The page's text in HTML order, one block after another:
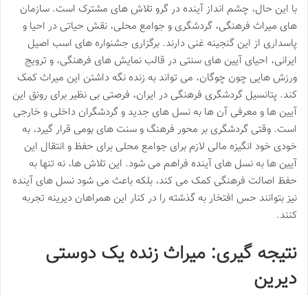
با این حال، چشم انداز آینده در گرو تلاش های مشترک است. سازمان
های میراث فرهنگی، گردشگری و جوامع محلی، نقش حیاتی در احیا و
پاسداری از این گنجینه غنی دارند. برگزاری جشنواره های اسب اصیل
ایرانی، احیای آیین های سنتی در قالب نمایش های فرهنگی، و ترویج
ورزش هایی چون چوگان، می تواند به زنده نگه داشتن این میراث کمک
کند. پتانسیل گردشگری فرهنگی در ایران، فرصتی بی نظیر برای رونق این
آیین ها و معرفی آن ها به نسل های جدید و گردشگران داخلی و خارجی
است. وقتی گردشگری بر محور فرهنگ و سنت های بومی قرار گیرد، به
خودی خود انگیزه مالی لازم برای جوامع محلی برای حفظ و انتقال این
آیین ها به نسل های آینده فراهم می شود. این تلاش ها، نه تنها به
حفظ اصالت فرهنگی کمک می کند، بلکه باعث می شود نسل های آینده
نیز بتوانند حس افتخار به گذشته را در کنار این همراهان دیرینه تجربه
کنند.
نتیجه گیری: میراث زنده یک دوستی
دیرین